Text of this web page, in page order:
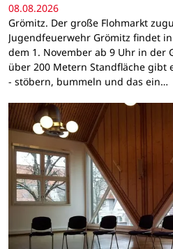
08.08.2026
Grömitz. Der große Flohmarkt
Jugendfeuerwehr Grömitz findet
dem 1. November ab 9 Uhr in der
über 200 Metern Standfläche gibt
- stöbern, bummeln und das ein…